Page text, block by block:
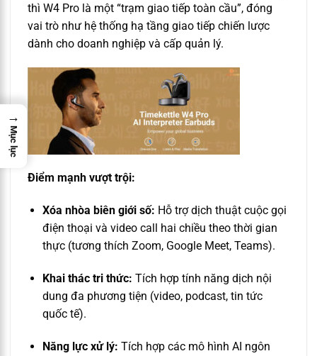
thì W4 Pro là một “trạm giao tiếp toàn cầu”, đóng
vai trò như hệ thống hạ tầng giao tiếp chiến lược
dành cho doanh nghiệp và cấp quản lý.
Điểm mạnh vượt trội:
Xóa nhòa biên giới số: Hỗ trợ dịch thuật cuộc gọi
điện thoại và video call hai chiều theo thời gian
thực (tương thích Zoom, Google Meet, Teams).
Khai thác tri thức: Tích hợp tính năng dịch nội
dung đa phương tiện (video, podcast, tin tức
quốc tế).
Năng lực xử lý: Tích hợp các mô hình AI ngôn
→
Mục lục